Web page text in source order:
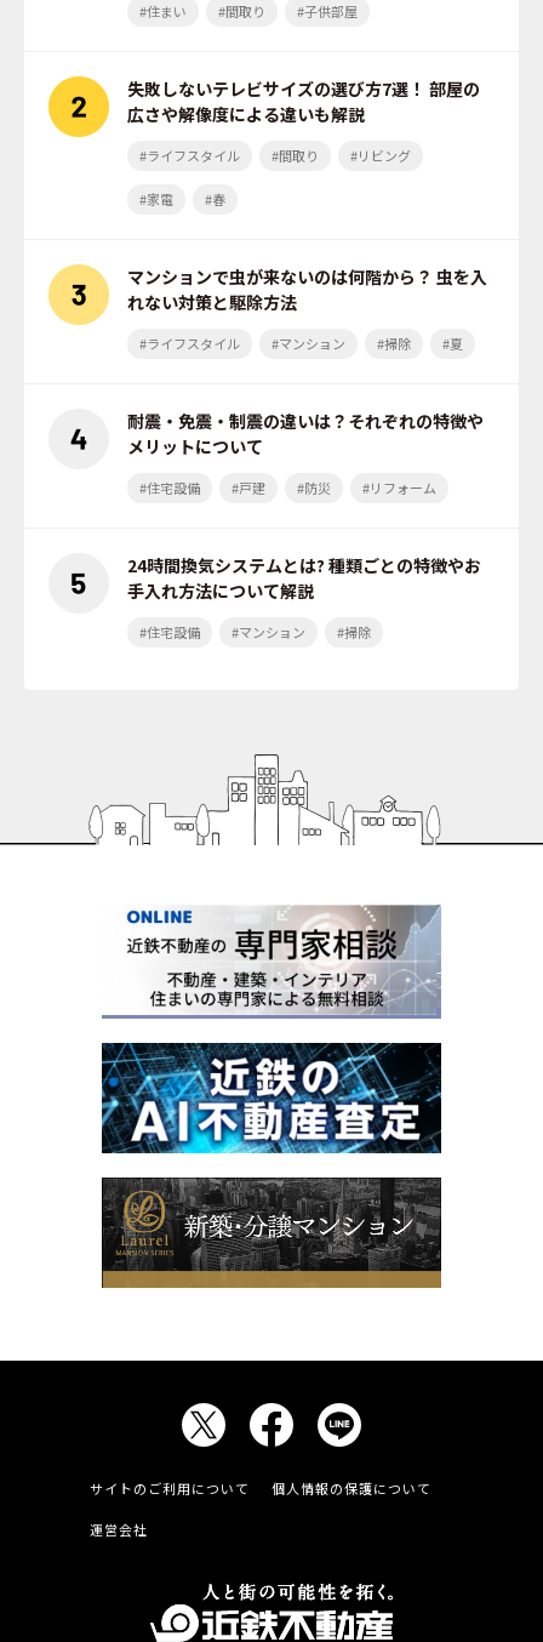
#住まい #間取り #子供部屋
失敗しないテレビサイズの選び方7選！ 部屋の
広さや解像度による違いも解説
#ライフスタイル #間取り #リビング
#家電 #春
マンションで虫が来ないのは何階から？ 虫を入
れない対策と駆除方法
#ライフスタイル #マンション #掃除 #夏
耐震・免震・制震の違いは？それぞれの特徴や
メリットについて
#住宅設備 #戸建 #防災 #リフォーム
24時間換気システムとは? 種類ごとの特徴やお
手入れ方法について解説
#住宅設備 #マンション #掃除
サイトのご利用について 個人情報の保護について
運営会社